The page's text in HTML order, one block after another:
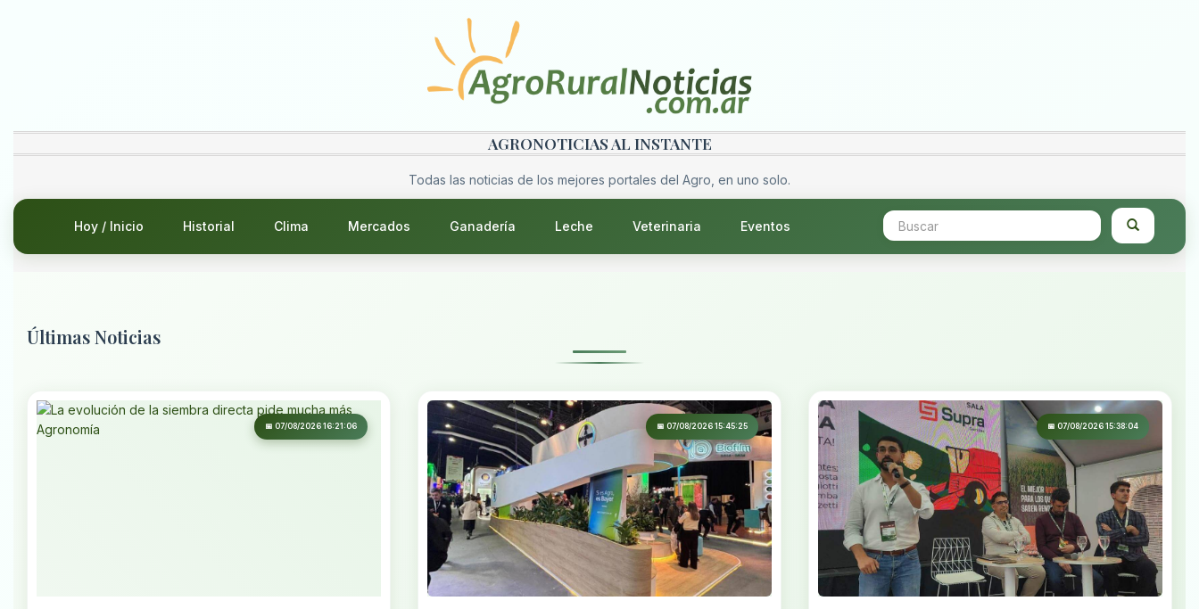
AGRONOTICIAS AL INSTANTE
Todas las noticias de los mejores portales del Agro, en uno solo.
Hoy / Inicio Historial Clima Mercados Ganadería Leche Veterinaria Eventos
Últimas Noticias
📅 07/08/2026 16:21:06 📅 07/08/2026 15:45:25 📅 07/08/2026 15:38:04